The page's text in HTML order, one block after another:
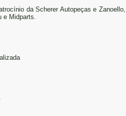
da Scherer Autopeças e Zanoello,
e Midparts.